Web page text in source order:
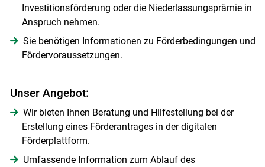
Investitionsförderung oder die Niederlassungsprämie in
Anspruch nehmen.
Sie benötigen Informationen zu Förderbedingungen und
Fördervoraussetzungen.
Unser Angebot:
Wir bieten Ihnen Beratung und Hilfestellung bei der
Erstellung eines Förderantrages in der digitalen
Förderplattform.
Umfassende Information zum Ablauf des